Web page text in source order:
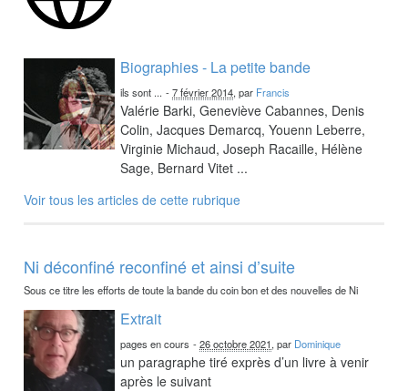
Biographies - La petite bande
ils sont ... -7 février 2014, par Francis
Valérie Barki, Geneviève Cabannes, Denis
Colin, Jacques Demarcq, Youenn Leberre,
Virginie Michaud, Joseph Racaille, Hélène
Sage, Bernard Vitet ...
Voir tous les articles de cette rubrique
Ni déconfiné reconfiné et ainsi d’suite
Sous ce titre les efforts de toute la bande du coin bon et des nouvelles de Ni
Extrait
pages en cours -26 octobre 2021, par Dominique
un paragraphe tiré exprès d’un livre à venir
après le suivant